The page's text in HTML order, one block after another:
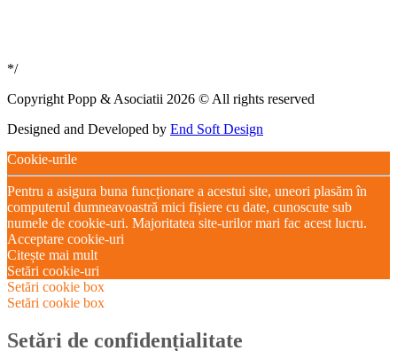
*/
Copyright Popp & Asociatii 2026 © All rights reserved
Designed and Developed by End Soft Design
Cookie-urile
Pentru a asigura buna funcționare a acestui site, uneori plasăm în
computerul dumneavoastră mici fișiere cu date, cunoscute sub
numele de cookie-uri. Majoritatea site-urilor mari fac acest lucru.
Acceptare cookie-uri
Citește mai mult
Setări cookie-uri
Setări cookie box
Setări cookie box
Setări de confidențialitate